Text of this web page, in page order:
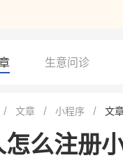
生意问诊
文章 小程序 文
怎么注册
贝易品牌